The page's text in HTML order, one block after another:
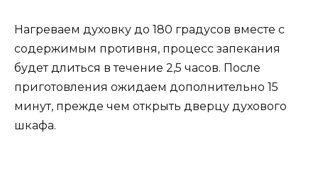
Нагреваем духовку до 180 градусов вместе с
содержимым противня, процесс запекания
будет длиться в течение 2,5 часов. После
приготовления ожидаем дополнительно 15
минут, прежде чем открыть дверцу духового
шкафа.